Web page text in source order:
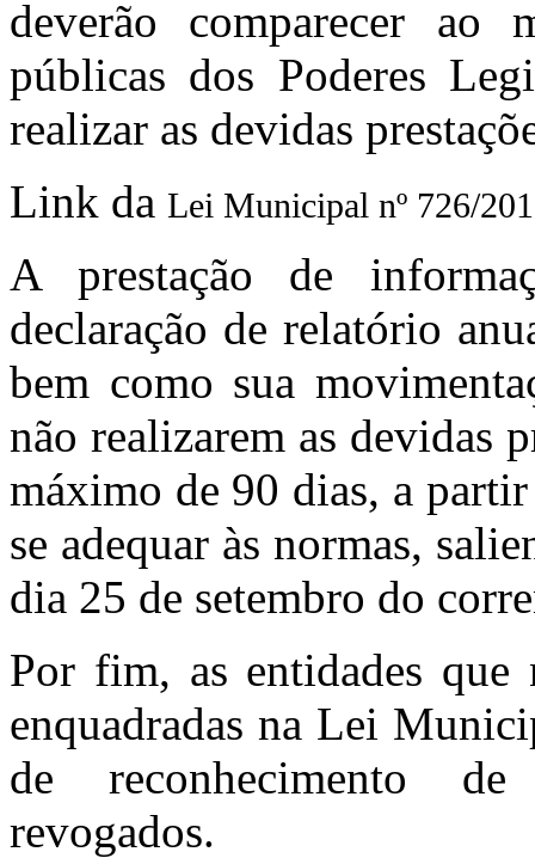
deverão comparecer ao
públicas dos Poderes
realizar as devidas
Link da Lei Municipal nº 726/
A prestação de
declaração de relatório
bem como sua
não realizarem as devidas
máximo de 90 dias, a
se adequar às normas,
dia 25 de setembro do
Por fim, as entidades que
enquadradas na Lei
de reconhecimento
revogados.